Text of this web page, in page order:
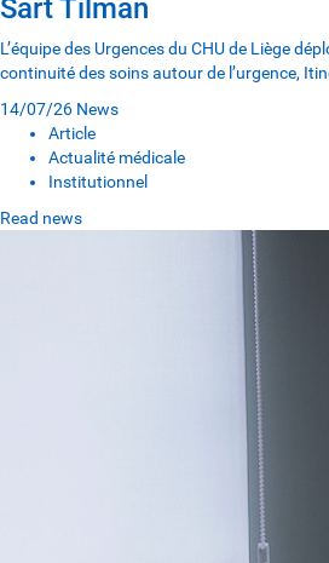
Sart Tilman
L’équipe des Urgences du CHU de Liège
continuité des soins autour de l’urgence,
14/07/26 News
Article
Actualité médicale
Institutionnel
Read news